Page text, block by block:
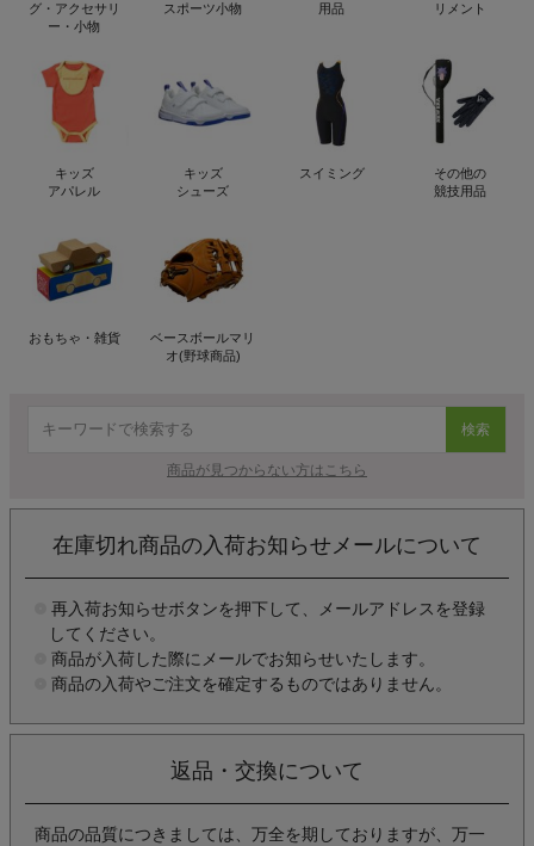
グ・アクセサリ
ー・小物
スポーツ小物
用品
リメント
キッズ
アパレル
キッズ
シューズ
スイミング
その他の
競技用品
おもちゃ・雑貨
ベースボールマリ
オ(野球商品)
検索
商品が見つからない方はこちら
在庫切れ商品の入荷お知らせメールについて
再入荷お知らせボタンを押下して、メールアドレスを登録
してください。
商品が入荷した際にメールでお知らせいたします。
商品の入荷やご注文を確定するものではありません。
返品・交換について
商品の品質につきましては、万全を期しておりますが、万一